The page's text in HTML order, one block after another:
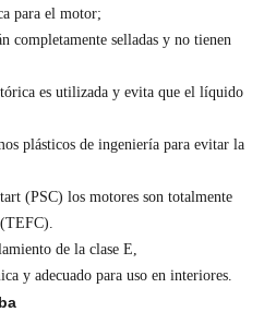
para el motor;
completamente selladas y no tienen
es utilizada y evita que el líquido
plásticos de ingeniería para evitar la
(PSC) los motores son totalmente
de la clase E,
y adecuado para uso en interiores.